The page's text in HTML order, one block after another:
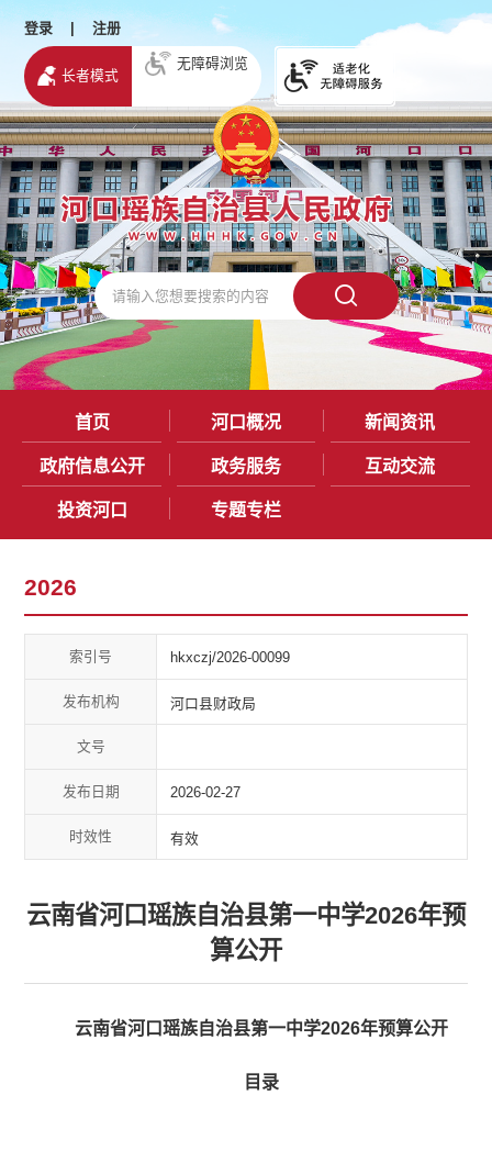
登录 | 注册
长者模式
无障碍浏览
首页 河口概况 新闻资讯
政府信息公开 政务服务 互动交流
投资河口 专题专栏
2026
索引号 hkxczj/2026-00099
发布机构 河口县财政局
文号
发布日期 2026-02-27
时效性 有效
云南省河口瑶族自治县第一中学2026年预
算公开
云南省河口瑶族自治县第一中学2026年预算公开
目录